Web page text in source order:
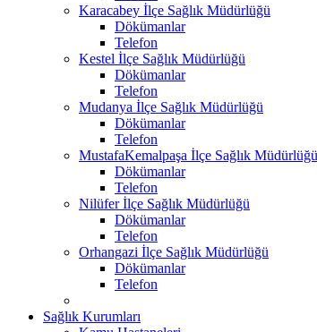
Karacabey İlçe Sağlık Müdürlüğü
Dökümanlar
Telefon
Kestel İlçe Sağlık Müdürlüğü
Dökümanlar
Telefon
Mudanya İlçe Sağlık Müdürlüğü
Dökümanlar
Telefon
MustafaKemalpaşa İlçe Sağlık Müdürlüğü
Dökümanlar
Telefon
Nilüfer İlçe Sağlık Müdürlüğü
Dökümanlar
Telefon
Orhangazi İlçe Sağlık Müdürlüğü
Dökümanlar
Telefon
Sağlık Kurumları